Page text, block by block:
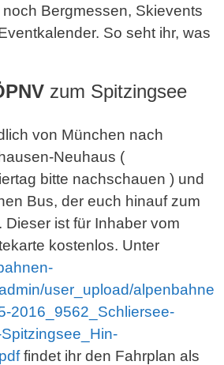
Bergmessen, Skievents
So seht ihr, was
zum Spitzingsee
von München nach
Neuhaus (
bitte nachschauen ) und
Bus, der euch hinauf zum
Dieser ist für Inhaber vom
kostenlos. Unter
user_upload/alpenbahne
2016_9562_Schliersee-
findet ihr den Fahrplan als